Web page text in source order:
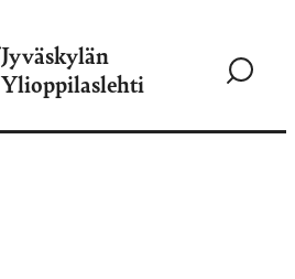
Jyväskylän
Ylioppilaslehti
Siirry